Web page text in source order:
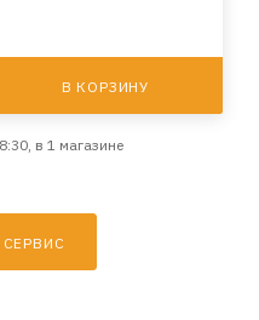
В КОРЗИНУ
в 1 магазине